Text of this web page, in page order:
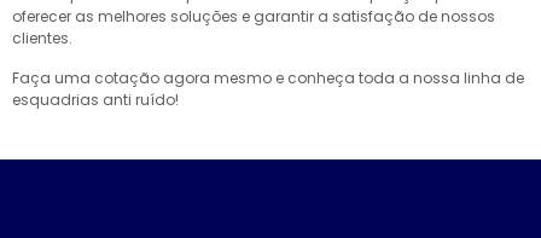
oferecer as melhores soluções e garantir a satisfação de nossos
clientes.
Faça uma cotação agora mesmo e conheça toda a nossa linha de
esquadrias anti ruído!